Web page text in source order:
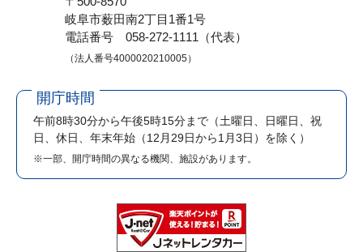
岐阜市薮田南2丁目1番1号
電話番号 058-272-1111（代表）
（法人番号4000020210005）
開庁時間
午前8時30分から午後5時15分まで （土曜日、日曜日、祝
日、休日、年末年始（12月29日から1月3日）を除く）
※一部、開庁時間の異なる機関、施設があります。